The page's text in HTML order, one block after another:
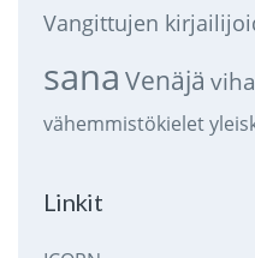
Vangittujen
sana Venäjä
vähemmistökielet
Linkit